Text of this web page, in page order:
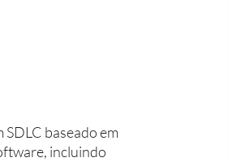
baseado em
incluindo